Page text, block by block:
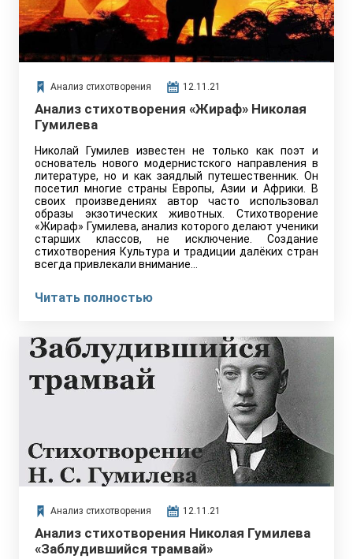
Анализ стихотворения 12.11.21
Анализ стихотворения «Жираф» Николая
Гумилева
Николай Гумилев известен не только как поэт и
основатель нового модернистского направления в
литературе, но и как заядлый путешественник. Он
посетил многие страны Европы, Азии и Африки. В
своих произведениях автор часто использовал
образы экзотических животных. Стихотворение
«Жираф» Гумилева, анализ которого делают ученики
старших классов, не исключение. Создание
стихотворения Культура и традиции далёких стран
всегда привлекали внимание…
Читать полностью
Анализ стихотворения 12.11.21
Анализ стихотворения Николая Гумилева
«Заблудившийся трамвай»